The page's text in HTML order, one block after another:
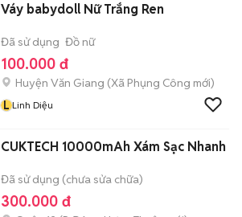
Váy babydoll Nữ Trắng Ren
Đã sử dụng Đồ nữ
100.000 đ
Huyện Văn Giang (Xã Phụng Công mới)
L Linh Diệu
CUKTECH 10000mAh Xám Sạc Nhanh
Đã sử dụng (chưa sửa chữa)
300.000 đ